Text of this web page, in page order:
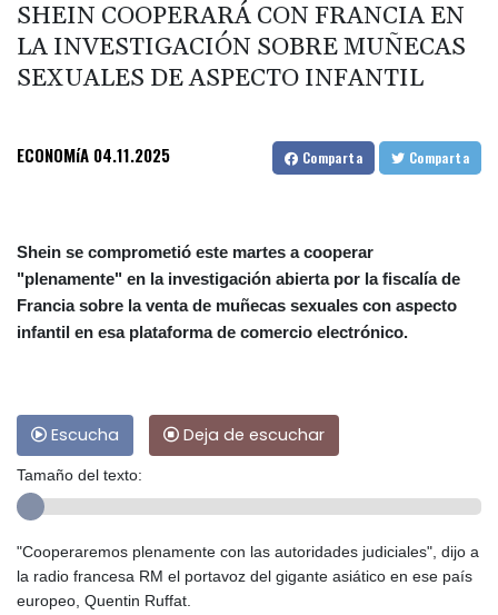
SHEIN COOPERARÁ CON FRANCIA EN
LA INVESTIGACIÓN SOBRE MUÑECAS
SEXUALES DE ASPECTO INFANTIL
ECONOMíA 04.11.2025 Comparta Comparta
Shein se comprometió este martes a cooperar
"plenamente" en la investigación abierta por la fiscalía de
Francia sobre la venta de muñecas sexuales con aspecto
infantil en esa plataforma de comercio electrónico.
Escucha Deja de escuchar
Tamaño del texto:
"Cooperaremos plenamente con las autoridades judiciales", dijo a
la radio francesa RM el portavoz del gigante asiático en ese país
europeo, Quentin Ruffat.